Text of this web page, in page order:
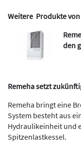
Weitere Produkte
den
Remeha setzt
Remeha bringt eine
System besteht aus
Hydraulikeinheit und
Spitzenlastkessel.